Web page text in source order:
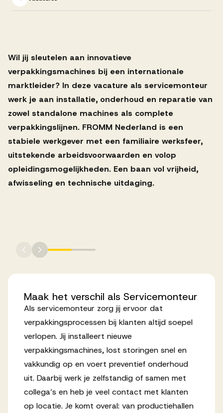
Successen
Succesverhalen
Vervulde vacatures
Over AV
Aanmelden
Werken bij AV
Voor kandidaten
Inspiratie
Wil jij sleutelen aan innovatieve
verpakkingsmachines bij een internationale
marktleider? In deze vacature als servicemonteur
werk je aan installatie, onderhoud en reparatie van
zowel standalone machines als complete
verpakkingslijnen. FROMM Nederland is een
stabiele werkgever met een familiaire werksfeer,
uitstekende arbeidsvoorwaarden en volop
opleidingsmogelijkheden. Een baan vol vrijheid,
afwisseling en technische uitdaging.
Maak het verschil als Servicemonteur
Als servicemonteur zorg jij ervoor dat
verpakkingsprocessen bij klanten altijd soepel
verlopen. Jij installeert nieuwe
verpakkingsmachines, lost storingen snel en
vakkundig op en voert preventief onderhoud
uit. Daarbij werk je zelfstandig of samen met
collega’s en heb je veel contact met klanten
op locatie. Je komt overal: van productiehallen